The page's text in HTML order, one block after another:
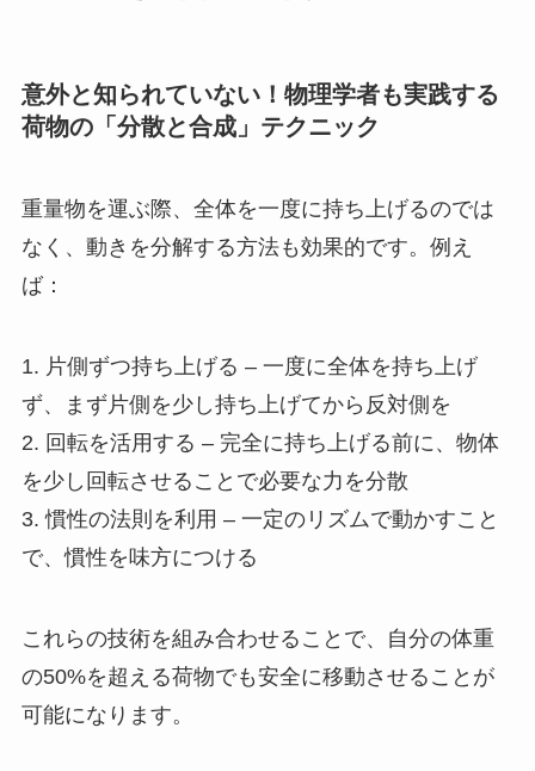
意外と知られていない！物理学者も実践する
荷物の「分散と合成」テクニック
重量物を運ぶ際、全体を一度に持ち上げるのでは
なく、動きを分解する方法も効果的です。例え
ば：
1. 片側ずつ持ち上げる – 一度に全体を持ち上げ
ず、まず片側を少し持ち上げてから反対側を
2. 回転を活用する – 完全に持ち上げる前に、物体
を少し回転させることで必要な力を分散
3. 慣性の法則を利用 – 一定のリズムで動かすこと
で、慣性を味方につける
これらの技術を組み合わせることで、自分の体重
の50%を超える荷物でも安全に移動させることが
可能になります。